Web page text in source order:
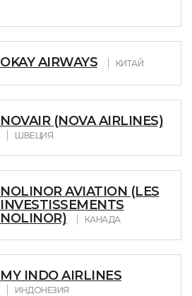
OKAY AIRWAYS КИТАЙ
NOVAIR (NOVA AIRLINES)
ШВЕЦИЯ
NOLINOR AVIATION (LES
INVESTISSEMENTS
NOLINOR)
КАНАДА
MY INDO AIRLINES
ИНДОНЕЗИЯ